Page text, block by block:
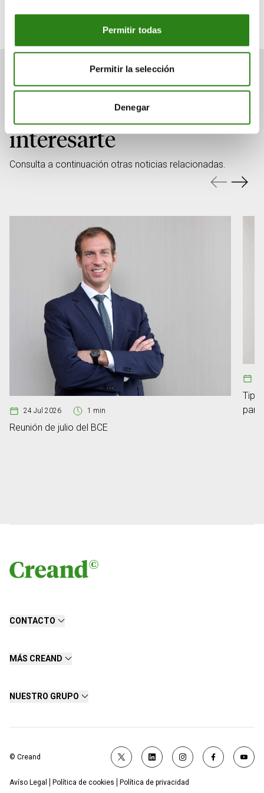
Permitir todas
Permitir la selección
Denegar
Miami
También puede
interesarte
Consulta a continuación otras noticias relacionadas.
24 Jul 2026 1 min
Reunión de julio del BCE
CONTACTO
MÁS CREAND
NUESTRO GRUPO
© Creand
Avíso Legal Política de cookies Política de privacidad